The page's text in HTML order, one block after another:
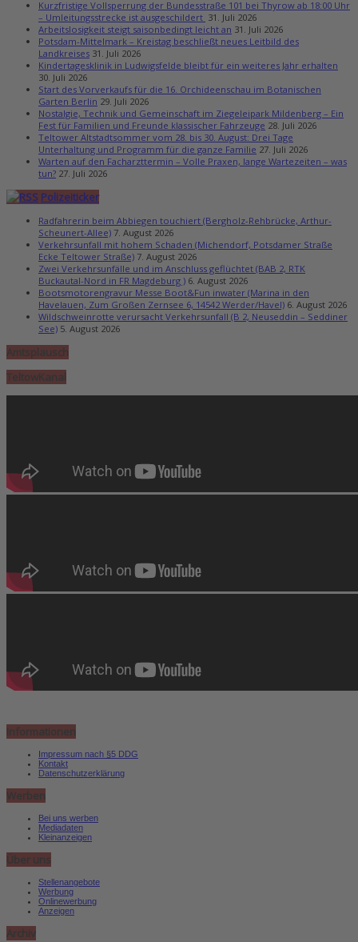
Kurzfristige Vollsperrung der Bundesstraße 101 bei Thyrow ab 18:00 Uhr
– Umleitungsstrecke ist ausgeschildert 31. Juli 2026
Arbeitslosigkeit steigt saisonbedingt leicht an 31. Juli 2026
Potsdam-Mittelmark – Kreistag beschließt neues Leitbild des
Landkreises 31. Juli 2026
Kindertagesklinik in Ludwigsfelde bleibt für ein weiteres Jahr erhalten
30. Juli 2026
Start des Vorverkaufs für die 16. Orchideenschau im Botanischen
Garten Berlin 29. Juli 2026
Nostalgie, Technik und Gemeinschaft im Ziegeleipark Mildenberg – Ein
Fest für Familien und Freunde klassischer Fahrzeuge 28. Juli 2026
Teltower Altstadtsommer vom 28. bis 30. August: Drei Tage
Unterhaltung und Programm für die ganze Familie 27. Juli 2026
Warten auf den Facharzttermin – Volle Praxen, lange Wartezeiten – was
tun? 27. Juli 2026
Polizeiticker
Radfahrerin beim Abbiegen touchiert (Bergholz-Rehbrücke, Arthur-
Scheunert-Allee) 7. August 2026
Verkehrsunfall mit hohem Schaden (Michendorf, Potsdamer Straße
Ecke Teltower Straße) 7. August 2026
Zwei Verkehrsunfälle und im Anschluss geflüchtet (BAB 2, RTK
Buckautal-Nord in FR Magdeburg ) 6. August 2026
Bootsmotorengravur Messe Boot&Fun inwater (Marina in den
Havelauen, Zum Großen Zernsee 6, 14542 Werder/Havel) 6. August 2026
Wildschweinrotte verursacht Verkehrsunfall (B 2, Neuseddin – Seddiner
See) 5. August 2026
Amtsplausch
TeltowKanal
Informationen
Impressum nach §5 DDG
Kontakt
Datenschutzerklärung
Werben
Bei uns werben
Mediadaten
Kleinanzeigen
Über uns
Stellenangebote
Werbung
Onlinewerbung
Anzeigen
Archiv